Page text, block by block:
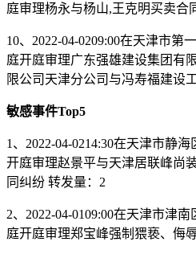
庭审理杨永与杨山,王克明买卖合
10、2022-04-0209:00在天津市第
庭开庭审理广东强雄建设集团有
限公司天津分公司与冯寿福建设
敏感事件Top5
1、2022-04-0214:30在天津市静
开庭审理赵景平与天津居联峰尚
同纠纷 转发量：2
2、2022-04-0109:00在天津市津
庭开庭审理郑宝峰强制猥亵、侮